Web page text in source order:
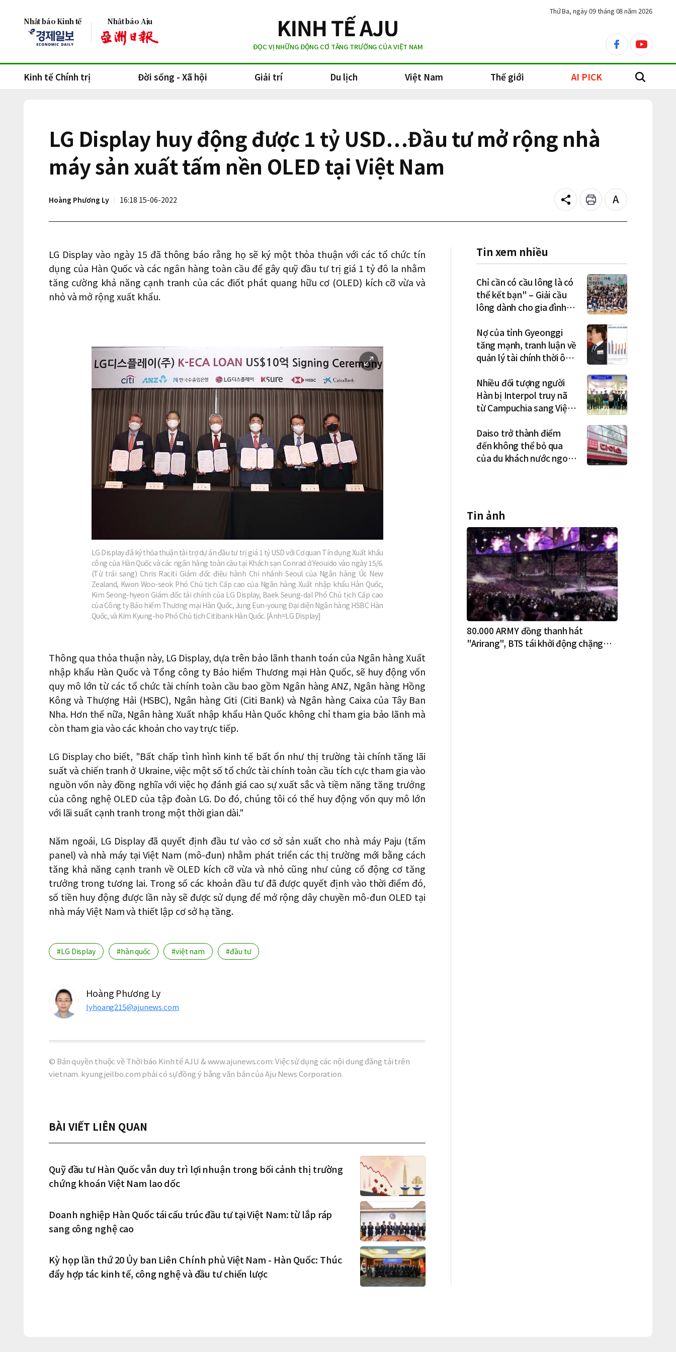
Nhật báo Kinh tế Nhật báo Aju
ĐỌC VỊ NHỮNG ĐỘNG CƠ TĂNG TRƯỞNG CỦA VIỆT NAM
facebookyoutube
Thứ Ba, ngày 09 tháng 08 năm 2026
Kinh tế Chính trị Đời sống - Xã hội Giải trí Du lịch Việt Nam Thế giới AI PICK search
LG Display huy động được 1 tỷ USD…Đầu tư mở rộng nhà
máy sản xuất tấm nền OLED tại Việt Nam
Hoàng Phương Ly 16:18 15-06-2022 Share Print
Text
size
LG Display vào ngày 15 đã thông báo rằng họ sẽ ký một thỏa thuận với các tổ chức tín
dụng của Hàn Quốc và các ngân hàng toàn cầu để gây quỹ đầu tư trị giá 1 tỷ đô la nhằm
tăng cường khả năng cạnh tranh của các điốt phát quang hữu cơ (OLED) kích cỡ vừa và
nhỏ và mở rộng xuất khẩu.
이
미
지
확
대
LG Display đã ký thỏa thuận tài trợ dự án đầu tư trị giá 1 tỷ USD với Cơ quan Tín dụng Xuất khẩu
công của Hàn Quốc và các ngân hàng toàn cầu tại Khách sạn Conrad ở Yeouido vào ngày 15/6.
(Từ trái sang) Chris Raciti Giám đốc điều hành Chi nhánh Seoul của Ngân hàng Úc New
Zealand, Kwon Woo-seok Phó Chủ tịch Cấp cao của Ngân hàng Xuất nhập khẩu Hàn Quốc,
Kim Seong-hyeon Giám đốc tài chính của LG Display, Baek Seung-dal Phó Chủ tịch Cấp cao
của Công ty Bảo hiểm Thương mại Hàn Quốc, Jung Eun-young Đại diện Ngân hàng HSBC Hàn
Quốc, và Kim Kyung-ho Phó Chủ tịch Citibank Hàn Quốc. [Ảnh=LG Display]
Thông qua thỏa thuận này, LG Display, dựa trên bảo lãnh thanh toán của Ngân hàng Xuất
nhập khẩu Hàn Quốc và Tổng công ty Bảo hiểm Thương mại Hàn Quốc, sẽ huy động vốn
quy mô lớn từ các tổ chức tài chính toàn cầu bao gồm Ngân hàng ANZ, Ngân hàng Hồng
Kông và Thượng Hải (HSBC), Ngân hàng Citi (Citi Bank) và Ngân hàng Caixa của Tây Ban
Nha. Hơn thế nữa, Ngân hàng Xuất nhập khẩu Hàn Quốc không chỉ tham gia bảo lãnh mà
còn tham gia vào các khoản cho vay trực tiếp.
LG Display cho biết, "Bất chấp tình hình kinh tế bất ổn như thị trường tài chính tăng lãi
suất và chiến tranh ở Ukraine, việc một số tổ chức tài chính toàn cầu tích cực tham gia vào
nguồn vốn này đồng nghĩa với việc họ đánh giá cao sự xuất sắc và tiềm năng tăng trưởng
của công nghệ OLED của tập đoàn LG. Do đó, chúng tôi có thể huy động vốn quy mô lớn
với lãi suất cạnh tranh trong một thời gian dài."
Năm ngoái, LG Display đã quyết định đầu tư vào cơ sở sản xuất cho nhà máy Paju (tấm
panel) và nhà máy tại Việt Nam (mô-đun) nhằm phát triển các thị trường mới bằng cách
tăng khả năng cạnh tranh về OLED kích cỡ vừa và nhỏ cũng như củng cố động cơ tăng
trưởng trong tương lai. Trong số các khoản đầu tư đã được quyết định vào thời điểm đó,
số tiền huy động được lần này sẽ được sử dụng để mở rộng dây chuyền mô-đun OLED tại
nhà máy Việt Nam và thiết lập cơ sở hạ tầng.
#LG Display #hàn quốc #việt nam #đầu tư
Hoàng Phương Ly
lyhoang215@ajunews.com
© Bản quyền thuộc về Thời báo Kinh tế AJU & www.ajunews.com: Việc sử dụng các nội dung đăng tải trên
vietnam. kyungjeilbo.com phải có sự đồng ý bằng văn bản của Aju News Corporation.
BÀI VIẾT LIÊN QUAN
Quỹ đầu tư Hàn Quốc vẫn duy trì lợi nhuận trong bối cảnh thị trường
chứng khoán Việt Nam lao dốc
Doanh nghiệp Hàn Quốc tái cấu trúc đầu tư tại Việt Nam: từ lắp ráp
sang công nghệ cao
Kỳ họp lần thứ 20 Ủy ban Liên Chính phủ Việt Nam - Hàn Quốc: Thúc
đẩy hợp tác kinh tế, công nghệ và đầu tư chiến lược
Tin xem nhiều
Chỉ cần có cầu lông là có
thể kết bạn" – Giải cầu
lông dành cho gia đình
Nợ của tỉnh Gyeonggi
tăng mạnh, tranh luận về
quản lý tài chính thời ông
Nhiều đối tượng người
Hàn bị Interpol truy nã
từ Campuchia sang Việt
Daiso trở thành điểm
đến không thể bỏ qua
của du khách nước ngoài
Tin ảnh
80.000 ARMY đồng thanh hát
"Arirang", BTS tái khởi động chặng